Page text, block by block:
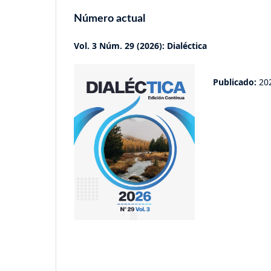
Número actual
Vol. 3 Núm. 29 (2026): Dialéctica
Publicado: